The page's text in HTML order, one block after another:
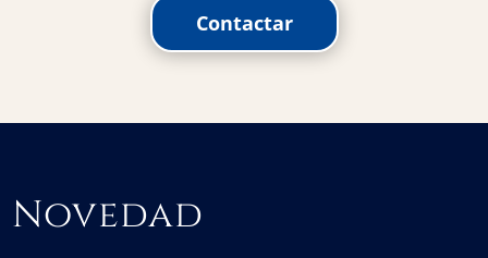
Contactar
Novedad
Novedad